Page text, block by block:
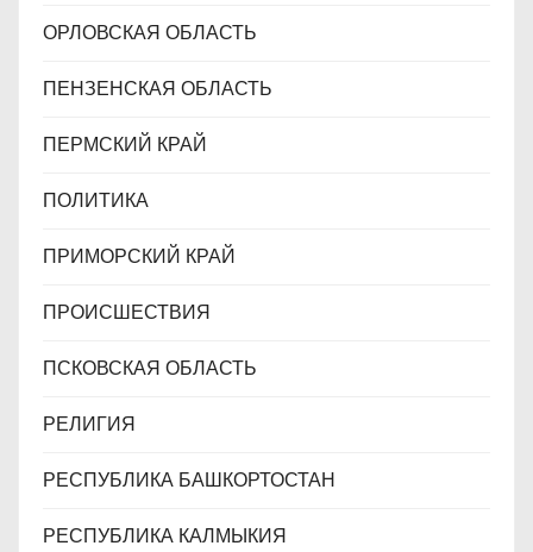
ОРЛОВСКАЯ ОБЛАСТЬ
ПЕНЗЕНСКАЯ ОБЛАСТЬ
ПЕРМСКИЙ КРАЙ
ПОЛИТИКА
ПРИМОРСКИЙ КРАЙ
ПРОИСШЕСТВИЯ
ПСКОВСКАЯ ОБЛАСТЬ
РЕЛИГИЯ
РЕСПУБЛИКА БАШКОРТОСТАН
РЕСПУБЛИКА КАЛМЫКИЯ